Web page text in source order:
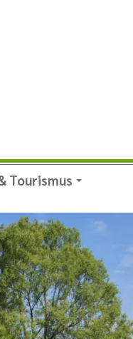
Tourismus